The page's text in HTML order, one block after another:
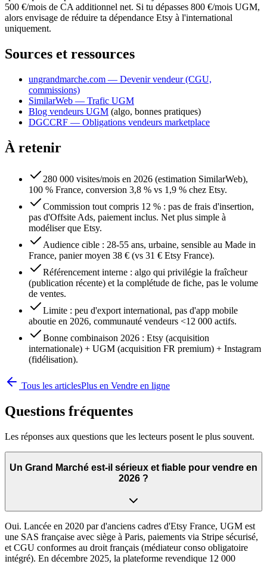
500 €/mois de CA additionnel net. Si tu dépasses 800 €/mois UGM,
alors envisage de réduire ta dépendance Etsy à l'international
uniquement.
Sources et ressources
ungrandmarche.com — Devenir vendeur (CGU,
commissions)
SimilarWeb — Trafic UGM
Blog vendeurs UGM (algo, bonnes pratiques)
DGCCRF — Obligations vendeurs marketplace
À retenir
280 000 visites/mois en 2026 (estimation SimilarWeb),
100 % France, conversion 3,8 % vs 1,9 % chez Etsy.
Commission tout compris 12 % : pas de frais d'insertion,
pas d'Offsite Ads, paiement inclus. Net plus simple à
modéliser que Etsy.
Audience cible : 28-55 ans, urbaine, sensible au Made in
France, panier moyen 38 € (vs 31 € Etsy France).
Référencement interne : algo qui privilégie la fraîcheur
(publication récente) et la complétude de fiche, pas le volume
de ventes.
Limite : peu d'export international, pas d'app mobile
aboutie en 2026, communauté vendeurs <12 000 actifs.
Bonne combinaison 2026 : Etsy (acquisition
internationale) + UGM (acquisition FR premium) + Instagram
(fidélisation).
Tous les articlesPlus en Vendre en ligne
Questions fréquentes
Les réponses aux questions que les lecteurs posent le plus souvent.
Un Grand Marché est-il sérieux et fiable pour vendre en
2026 ?
Oui. Lancée en 2020 par d'anciens cadres d'Etsy France, UGM est
une SAS française avec siège à Paris, paiements via Stripe sécurisé,
et CGU conformes au droit français (médiateur conso obligatoire
intégré). En décembre 2025, la plateforme revendique 12 000